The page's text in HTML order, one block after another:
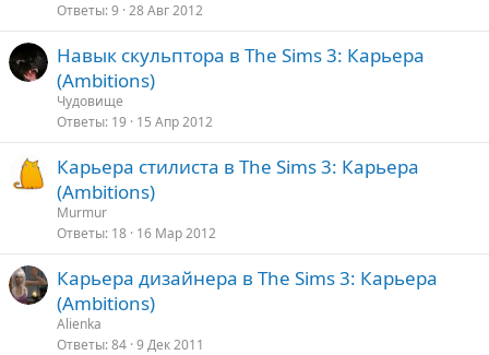
Ответы 9 28 Авг 2012
Навык скульптора в The Sims 3: Карьера
(Ambitions)
Чудовище
Ответы 19 15 Апр 2012
Карьера стилиста в The Sims 3: Карьера
(Ambitions)
Murmur
Ответы 18 16 Мар 2012
Карьера дизайнера в The Sims 3: Карьера
(Ambitions)
Alienka
Ответы 84 9 Дек 2011